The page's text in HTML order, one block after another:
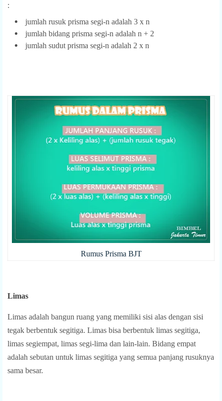
:
jumlah rusuk prisma segi-n adalah 3 x n
jumlah bidang prisma segi-n adalah n + 2
jumlah sudut prisma segi-n adalah 2 x n
Rumus Prisma BJT
Limas
Limas adalah bangun ruang yang memiliki sisi alas dengan sisi
tegak berbentuk segitiga. Limas bisa berbentuk limas segitiga,
limas segiempat, limas segi-lima dan lain-lain. Bidang empat
adalah sebutan untuk limas segitiga yang semua panjang rusuknya
sama besar.